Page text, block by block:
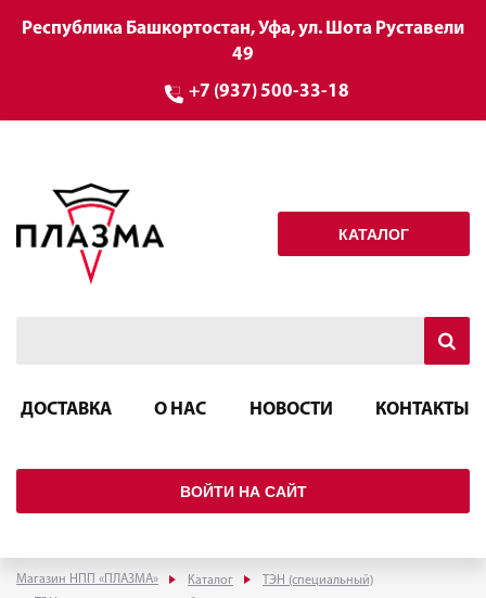
Республика Башкортостан, Уфа, ул. Шота Руставели
49
+7 (937) 500-33-18
КАТАЛОГ
ДОСТАВКА О НАС НОВОСТИ КОНТАКТЫ
ВОЙТИ НА САЙТ
Магазин НПП «ПЛАЗМА» Каталог
ТЭН (специальный)